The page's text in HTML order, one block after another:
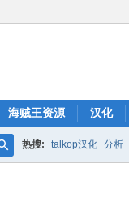
海贼王资源 汉化
搜
热搜: talkop汉化 分析